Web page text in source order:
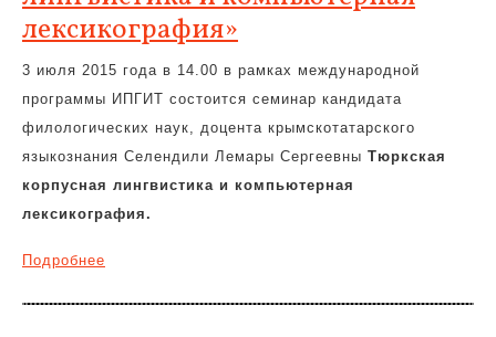
лексикография»
3 июля 2015 года в 14.00 в рамках международной
программы ИПГИТ состоится семинар кандидата
филологических наук, доцента крымскотатарского
языкознания Селендили Лемары Сергеевны Тюркская
корпусная лингвистика и компьютерная
лексикография.
Подробнее